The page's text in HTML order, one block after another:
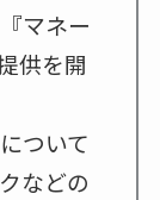
マネー
供を開
ついて
などの